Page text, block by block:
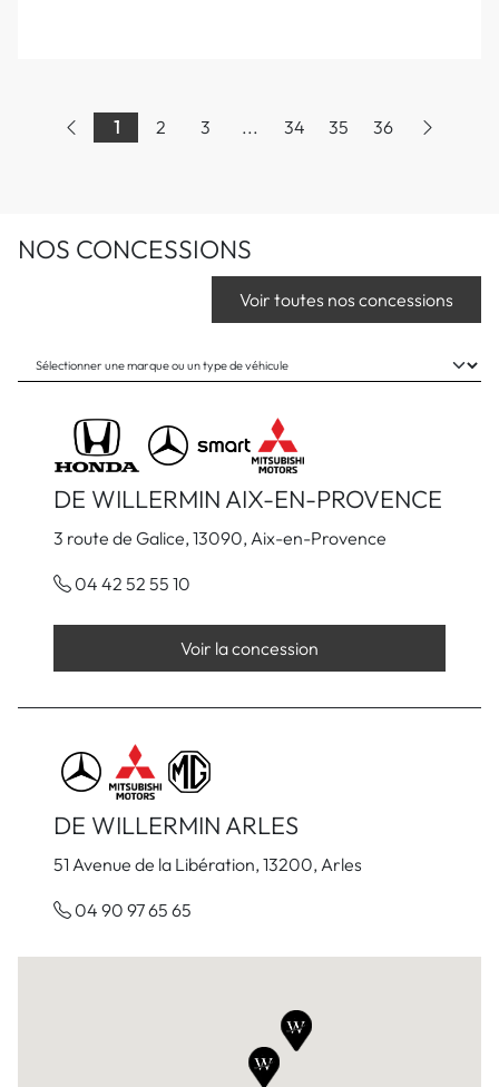
1 2 3 ... 34 35 36
NOS CONCESSIONS
Voir toutes nos concessions
DE WILLERMIN AIX-EN-PROVENCE
3 route de Galice, 13090, Aix-en-Provence
04 42 52 55 10
Voir la concession
DE WILLERMIN ARLES
51 Avenue de la Libération, 13200, Arles
04 90 97 65 65